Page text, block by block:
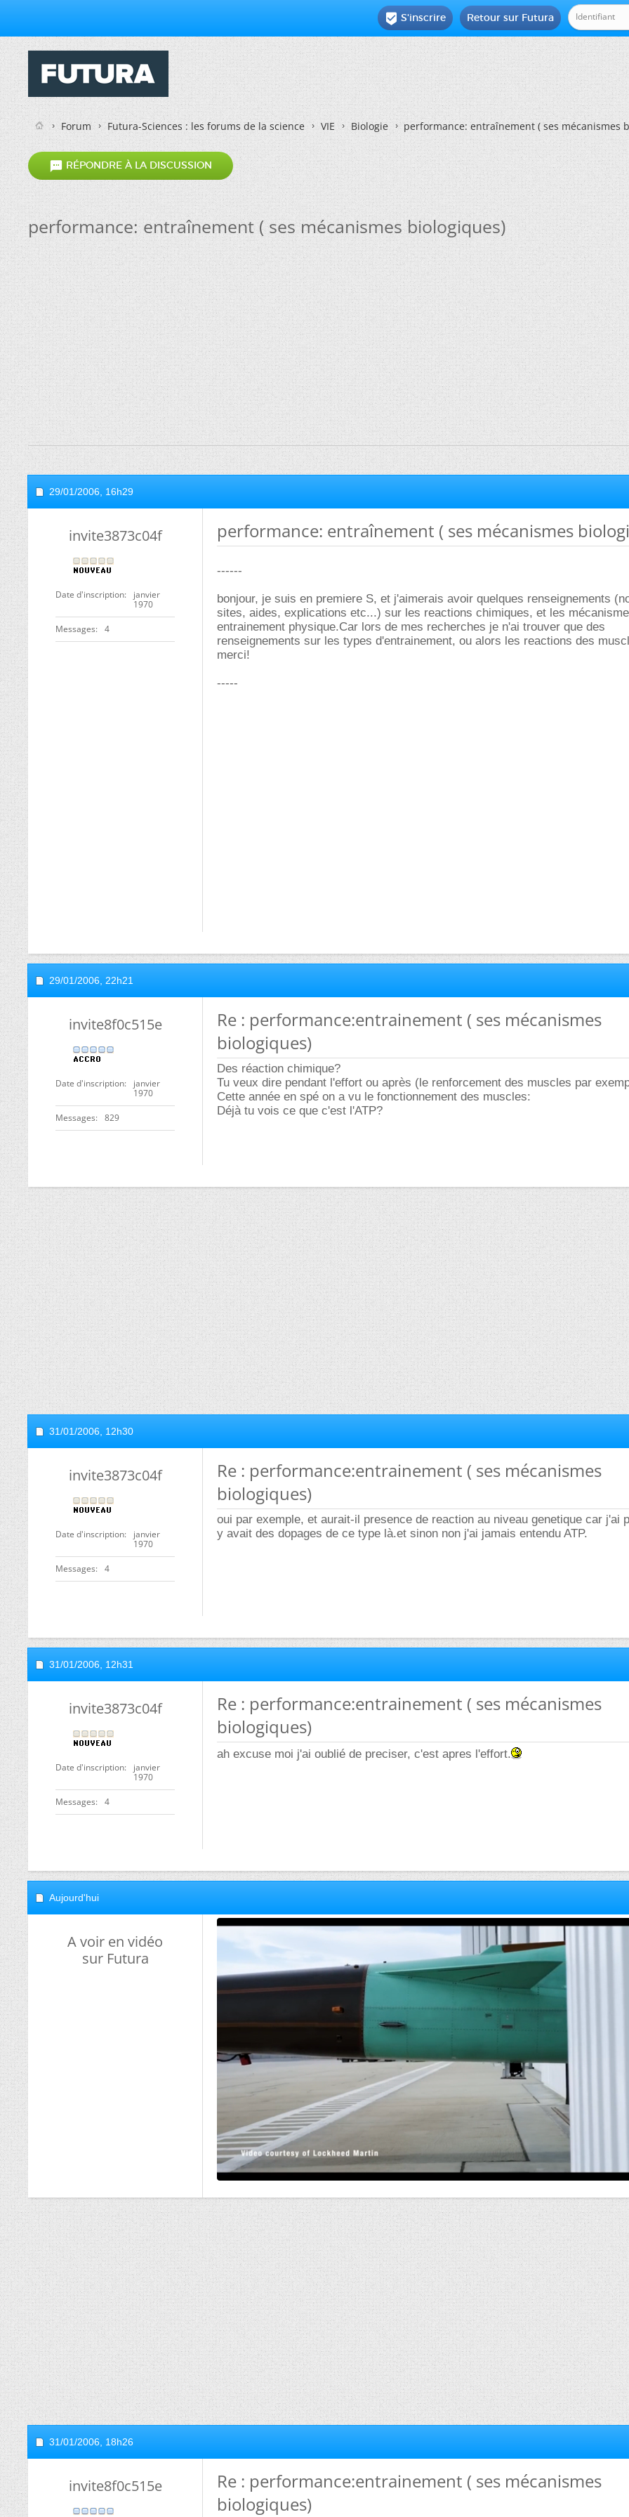
Retour sur Futura
 S'inscrire
Forum Futura-Sciences : les forums de la science VIE Biologie performance: entraînement ( ses mécanismes
 RÉPONDRE À LA DISCUSSION
performance: entraînement ( ses mécanismes biologiques)
29/01/2006, 16h29
invite3873c04f
Date d'inscription
janvier
1970
Messages 4
performance: entraînement ( ses mécanismes
------
bonjour, je suis en premiere S, et j'aimerais avoir quelques renseignements
sites, aides, explications etc...) sur les reactions chimiques, et les
entrainement physique.Car lors de mes recherches je n'ai trouver que des
renseignements sur les types d'entrainement, ou alors les reactions des
merci!
-----
29/01/2006, 22h21
invite8f0c515e
Date d'inscription
janvier
1970
Messages 829
Re : performance:entrainement ( ses mécanismes
biologiques)
Des réaction chimique?
Tu veux dire pendant l'effort ou après (le renforcement des muscles par
Cette année en spé on a vu le fonctionnement des muscles:
Déjà tu vois ce que c'est l'ATP?
31/01/2006, 12h30
invite3873c04f
Date d'inscription
janvier
1970
Messages 4
Re : performance:entrainement ( ses mécanismes
biologiques)
oui par exemple, et aurait-il presence de reaction au niveau genetique car j'ai
y avait des dopages de ce type là.et sinon non j'ai jamais entendu ATP.
31/01/2006, 12h31
invite3873c04f
Date d'inscription
janvier
1970
Messages 4
Re : performance:entrainement ( ses mécanismes
biologiques)
ah excuse moi j'ai oublié de preciser, c'est apres l'effort.
Aujourd'hui
A voir en vidéo
sur Futura
31/01/2006, 18h26
invite8f0c515e
Re : performance:entrainement ( ses mécanismes
biologiques)